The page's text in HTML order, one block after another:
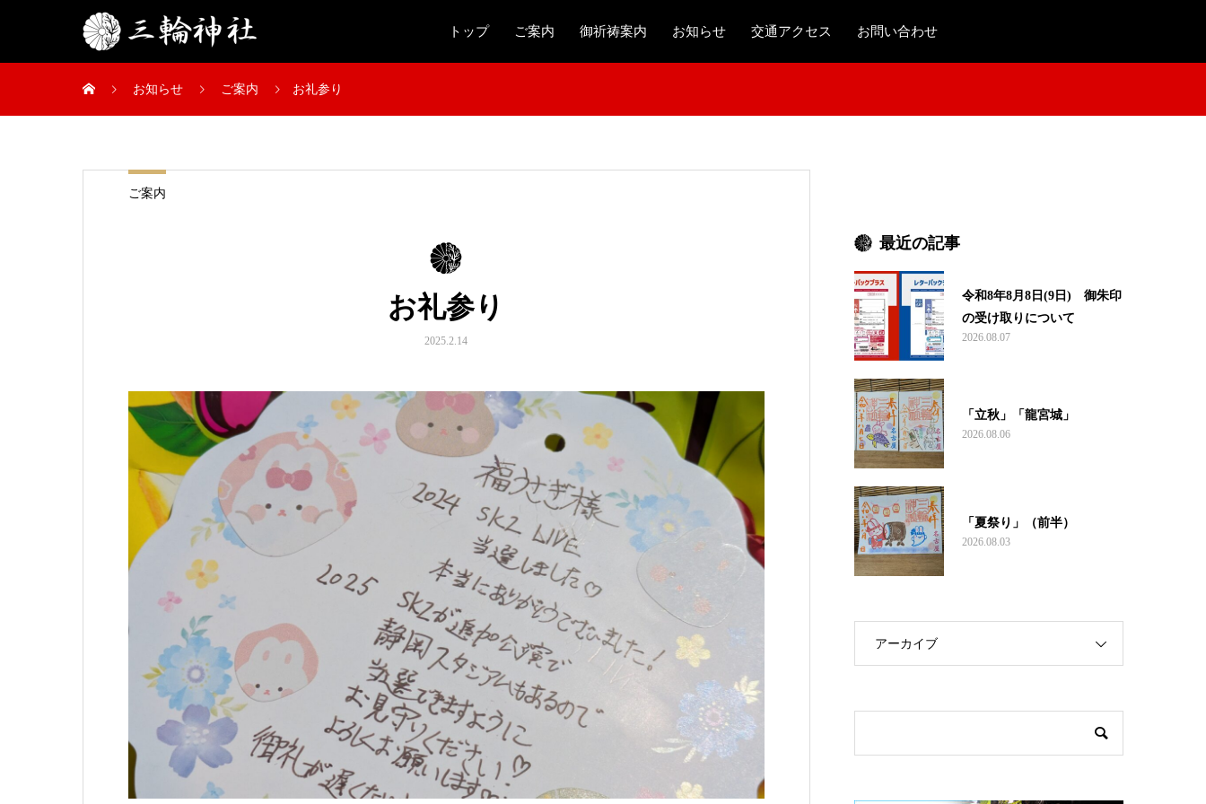
トップ ご案内 御祈祷案内 お知らせ 交通アクセス お問い合わせ
お知らせ ご案内 お礼参り
ご案内
お礼参り
2025.2.14
最近の記事
令和8年8月8日(9日) 御朱印
の受け取りについて
2026.08.07
「立秋」「龍宮城」
2026.08.06
「夏祭り」（前半）
2026.08.03
アーカイブ